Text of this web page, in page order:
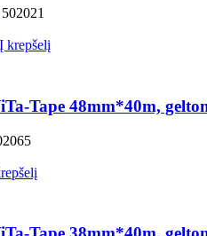
502021
Į krepšelį
Tape 48mm*40m,